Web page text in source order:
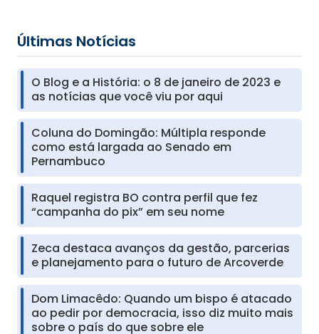
Últimas Notícias
O Blog e a História: o 8 de janeiro de 2023 e
as notícias que você viu por aqui
Coluna do Domingão: Múltipla responde
como está largada ao Senado em
Pernambuco
Raquel registra BO contra perfil que fez
“campanha do pix” em seu nome
Zeca destaca avanços da gestão, parcerias
e planejamento para o futuro de Arcoverde
Dom Limacêdo: Quando um bispo é atacado
ao pedir por democracia, isso diz muito mais
sobre o país do que sobre ele